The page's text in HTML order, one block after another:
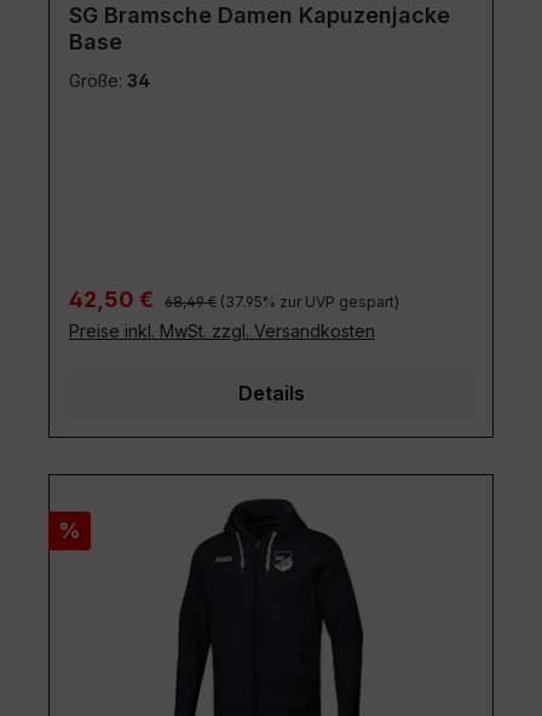
SG Bramsche Damen Kapuzenjacke
Base
Größe: 34
Verkaufspreis:
42,50 € Regulärer Preis:
68,49 € (37.95% zur UVP gespart)
Preise inkl. MwSt. zzgl. Versandkosten
Details
Rabatt
%